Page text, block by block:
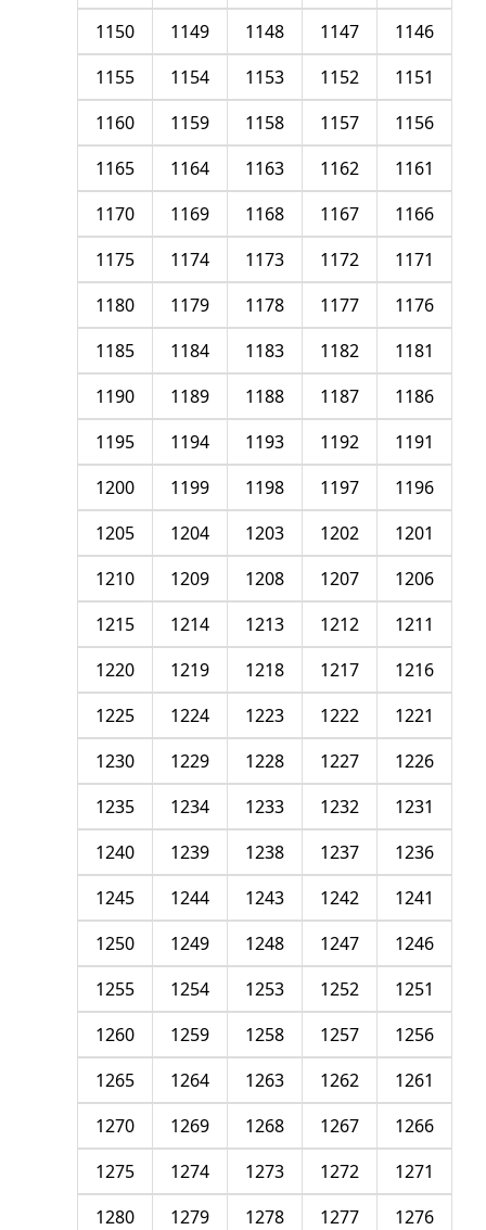
1146
1147
1148
1149
1150
1151
1152
1153
1154
1155
1156
1157
1158
1159
1160
1161
1162
1163
1164
1165
1166
1167
1168
1169
1170
1171
1172
1173
1174
1175
1176
1177
1178
1179
1180
1181
1182
1183
1184
1185
1186
1187
1188
1189
1190
1191
1192
1193
1194
1195
1196
1197
1198
1199
1200
1201
1202
1203
1204
1205
1206
1207
1208
1209
1210
1211
1212
1213
1214
1215
1216
1217
1218
1219
1220
1221
1222
1223
1224
1225
1226
1227
1228
1229
1230
1231
1232
1233
1234
1235
1236
1237
1238
1239
1240
1241
1242
1243
1244
1245
1246
1247
1248
1249
1250
1251
1252
1253
1254
1255
1256
1257
1258
1259
1260
1261
1262
1263
1264
1265
1266
1267
1268
1269
1270
1271
1272
1273
1274
1275
1276
1277
1278
1279
1280